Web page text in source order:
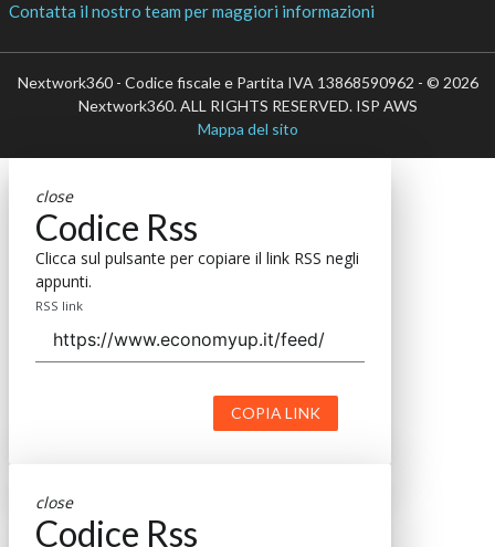
Contatta il nostro team per maggiori informazioni
Nextwork360 - Codice fiscale e Partita IVA 13868590962 - © 2026
Nextwork360. ALL RIGHTS RESERVED. ISP AWS
Mappa del sito
close
Codice Rss
Clicca sul pulsante per copiare il link RSS negli
appunti.
RSS link
COPIA LINK
close
Codice Rss